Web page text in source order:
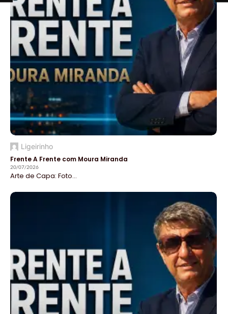
Ligeirinho
Frente A Frente com Moura Miranda
20/07/2026
Arte de Capa: Foto...